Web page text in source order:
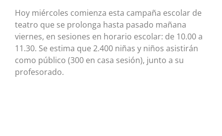
Hoy miércoles comienza esta campaña escolar de
teatro que se prolonga hasta pasado mañana
viernes, en sesiones en horario escolar: de 10.00 a
11.30. Se estima que 2.400 niñas y niños asistirán
como público (300 en casa sesión), junto a su
profesorado.